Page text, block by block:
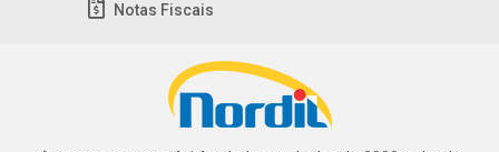
Notas Fiscais